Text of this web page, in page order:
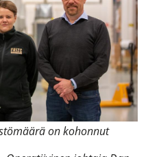
on kohonnut